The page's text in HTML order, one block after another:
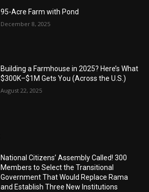
95-Acre Farm with Pond
December 8, 2025
Building a Farmhouse in 2025? Here’s What
$300K–$1M Gets You (Across the U.S.)
August 22, 2025
National Citizens’ Assembly Called! 300
Members to Select the Transitional
Government That Would Replace Rama
and Establish Three New Institutions